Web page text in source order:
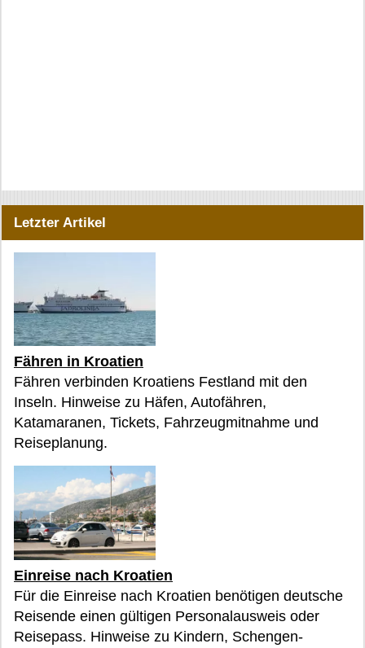
Letzter Artikel
Fähren in Kroatien
Fähren verbinden Kroatiens Festland mit den
Inseln. Hinweise zu Häfen, Autofähren,
Katamaranen, Tickets, Fahrzeugmitnahme und
Reiseplanung.
Einreise nach Kroatien
Für die Einreise nach Kroatien benötigen deutsche
Reisende einen gültigen Personalausweis oder
Reisepass. Hinweise zu Kindern, Schengen-